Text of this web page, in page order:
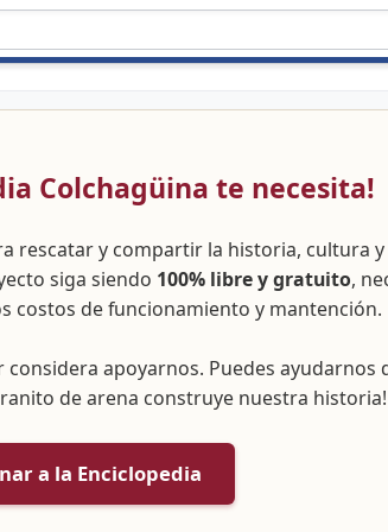
Colchagüina te necesita!
rescatar y compartir la historia, cultura
siga siendo 100% libre y gratuito,
costos de funcionamiento y mantención.
apoyarnos. Puedes ayudarnos
de arena construye nuestra historia!
a la Enciclopedia